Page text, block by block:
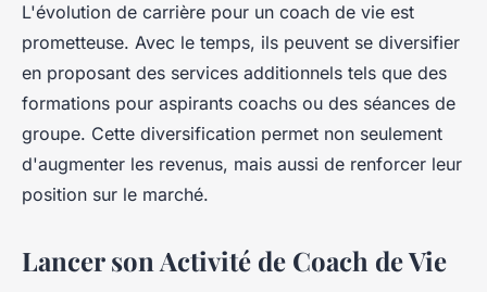
L'évolution de carrière pour un coach de vie est
prometteuse. Avec le temps, ils peuvent se diversifier
en proposant des services additionnels tels que des
formations pour aspirants coachs ou des séances de
groupe. Cette diversification permet non seulement
d'augmenter les revenus, mais aussi de renforcer leur
position sur le marché.
Lancer son Activité de Coach de Vie